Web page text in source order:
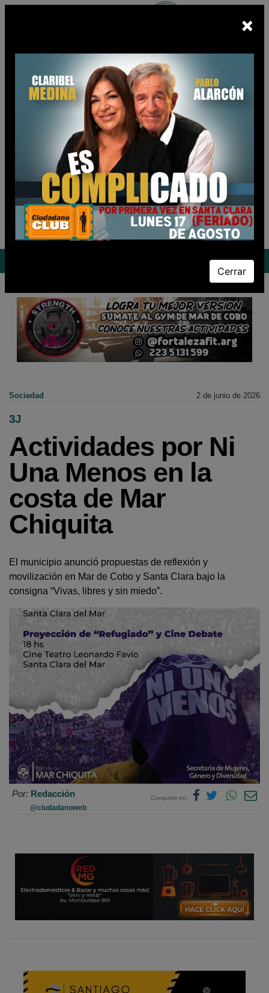
BUNKER FM
En vivo
Jueves 06 de Agosto de 2026 CIUDADANO CLUB
Sociedad 2 de junio de 2026
3J
Actividades por Ni
Una Menos en la
costa de Mar
Chiquita
El municipio anunció propuestas de reflexión y
movilización en Mar de Cobo y Santa Clara bajo la
consigna “Vivas, libres y sin miedo”.
Por: Redacción
@ciudadanoweb
Compartir en:
×
Cerrar